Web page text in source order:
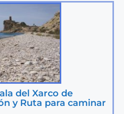
del Xarco de
y Ruta para caminar